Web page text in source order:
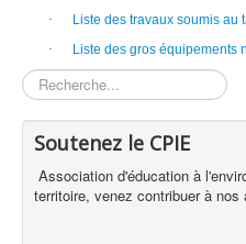
·
Liste des travaux soumis au
·
Liste des gros équipements
Rechercher
Soutenez le CPIE
Association d'éducation à
territoire, venez contribuer à nos